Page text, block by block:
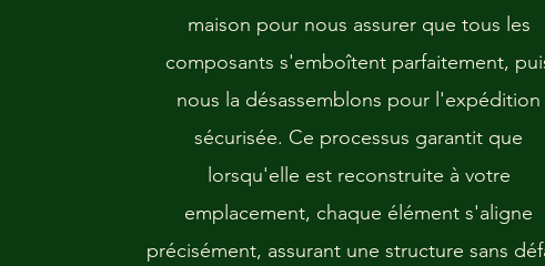
maison pour nous assurer que tous les
composants s'emboîtent parfaitement,
nous la désassemblons pour l'expédition
sécurisée. Ce processus garantit que
lorsqu'elle est reconstruite à votre
emplacement, chaque élément s'aligne
précisément, assurant une structure sans